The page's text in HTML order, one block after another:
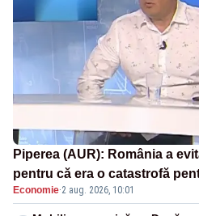
Piperea (AUR): România a
pentru că era o catastrofă
pensii
Economie·2 aug. 2026, 10:01